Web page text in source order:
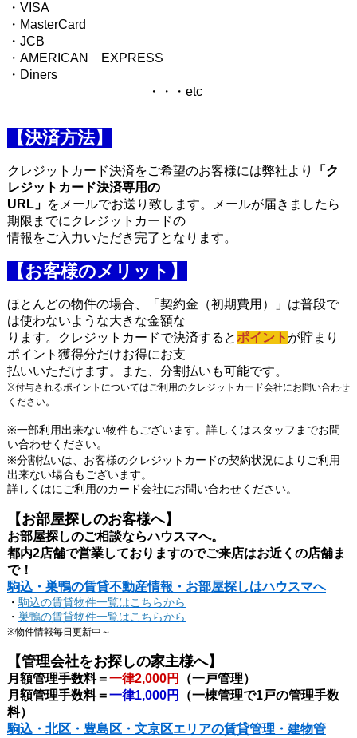
・VISA
・MasterCard
・JCB
・AMERICAN EXPRESS
・Diners
・・・etc
【決済方法】
クレジットカード決済をご希望のお客様には弊社より
「ク
レジットカード決済専用の
URL」 をメールでお送り致します。メールが届きましたら
期限までにクレジットカードの
情報をご入力いただき完了となります。
【お客様のメリット】
ほとんどの物件の場合、「契約金（初期費用）」は普段で
は使わないような大きな金額な
ります。クレジットカードで決済すると ポイント が貯まり
ポイント獲得分だけお得にお支
払いいただけます。また、分割払いも可能です。
※付与されるポイントについてはご利用のクレジットカード会社にお問い合わせ
ください。
※一部利用出来ない物件もございます。詳しくはスタッフまでお問
い合わせください。
※分割払いは、お客様のクレジットカードの契約状況によりご利用
出来ない場合もございます。
詳しくはにご利用のカード会社にお問い合わせください。
【お部屋探しのお客様へ】
お部屋探しのご相談ならハウスマへ。
都内2店舗で営業しておりますのでご来店はお近くの店舗ま
で！
駒込・巣鴨の賃貸不動産情報・お部屋探しはハウスマへ
・ 駒込の賃貸物件一覧はこちらから
・ 巣鴨の賃貸物件一覧はこちらから
※物件情報毎日更新中～
【管理会社をお探しの家主様へ】
月額管理手数料＝一律2,000円
（一戸管理）
月額管理手数料＝一律1,000円
（一棟管理で1戸の管理手数
料）
駒込・北区・豊島区・文京区エリアの賃貸管理・建物管